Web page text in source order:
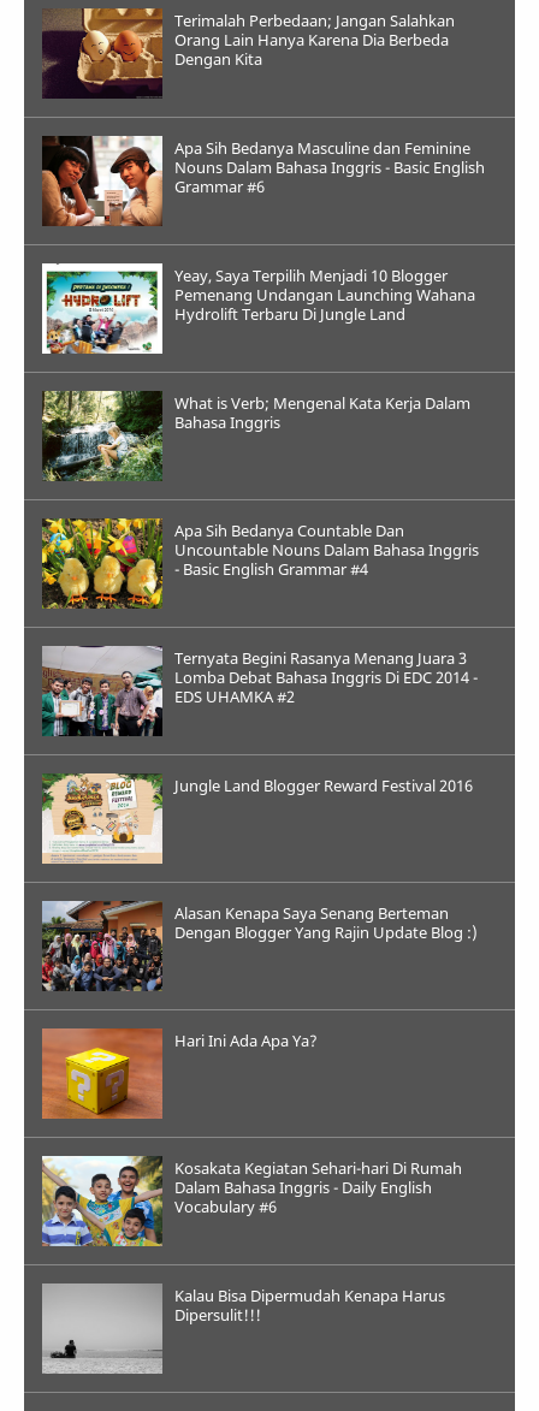
Terimalah Perbedaan; Jangan Salahkan
Orang Lain Hanya Karena Dia Berbeda
Dengan Kita
Apa Sih Bedanya Masculine dan Feminine
Nouns Dalam Bahasa Inggris - Basic English
Grammar #6
Yeay, Saya Terpilih Menjadi 10 Blogger
Pemenang Undangan Launching Wahana
Hydrolift Terbaru Di Jungle Land
What is Verb; Mengenal Kata Kerja Dalam
Bahasa Inggris
Apa Sih Bedanya Countable Dan
Uncountable Nouns Dalam Bahasa Inggris
- Basic English Grammar #4
Ternyata Begini Rasanya Menang Juara 3
Lomba Debat Bahasa Inggris Di EDC 2014 -
EDS UHAMKA #2
Jungle Land Blogger Reward Festival 2016
Alasan Kenapa Saya Senang Berteman
Dengan Blogger Yang Rajin Update Blog :)
Hari Ini Ada Apa Ya?
Kosakata Kegiatan Sehari-hari Di Rumah
Dalam Bahasa Inggris - Daily English
Vocabulary #6
Kalau Bisa Dipermudah Kenapa Harus
Dipersulit!!!